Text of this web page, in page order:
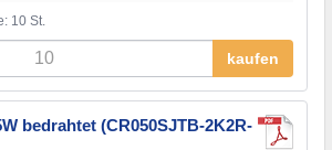
10 St.
kaufen
bedrahtet (CR050SJTB-2K2R-